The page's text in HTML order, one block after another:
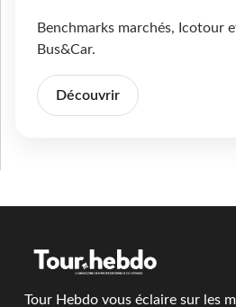
Benchmarks marchés, Icotour
Bus&Car.
Découvrir
Tour Hebdo vous éclaire sur les